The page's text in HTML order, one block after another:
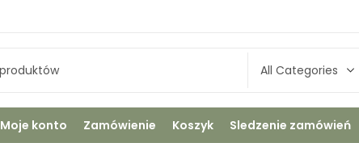
Moje konto Zamówienie Koszyk Sledzenie zamówień